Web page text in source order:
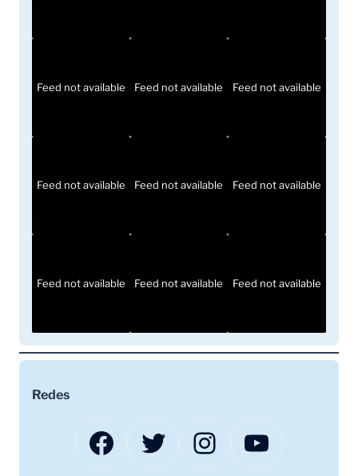
Feed not available Feed not available Feed not available
Feed not available Feed not available Feed not available
Feed not available Feed not available Feed not available
Redes
Facebook Twitter Instagram YouTube